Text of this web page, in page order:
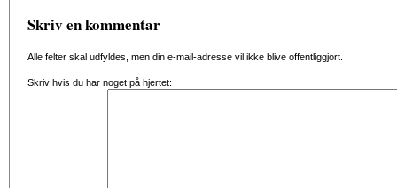
Skriv en kommentar
Alle felter skal udfyldes, men din e-mail-adresse vil ikke blive offentliggjort.
Skriv hvis du har noget på hjertet: